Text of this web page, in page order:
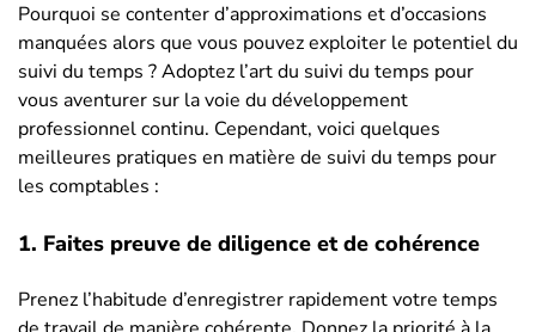
Pourquoi se contenter d’approximations et d’occasions
manquées alors que vous pouvez exploiter le potentiel du
suivi du temps ? Adoptez l’art du suivi du temps pour
vous aventurer sur la voie du développement
professionnel continu. Cependant, voici quelques
meilleures pratiques en matière de suivi du temps pour
les comptables :
1. Faites preuve de diligence et de cohérence
Prenez l’habitude d’enregistrer rapidement votre temps